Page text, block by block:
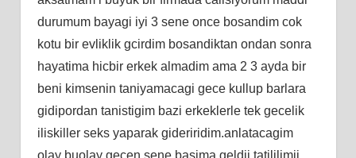
durumum bayagi iyi 3 sene once bosandim cok
kotu bir evliklik gcirdim bosandiktan ondan sonra
hayatima hicbir erkek almadim ama 2 3 ayda bir
beni kimsenin taniyamacagi gece kullup barlara
gidipordan tanistigim bazi erkeklerle tek gecelik
iliskiller seks yaparak gideriridim.anlatacagim
olay buolay gecen sene basima geldii tatililimii